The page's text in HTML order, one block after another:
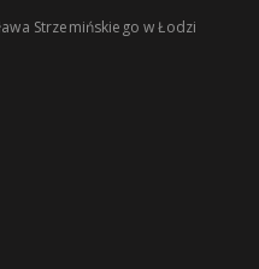
Strzemińskiego w Łodzi